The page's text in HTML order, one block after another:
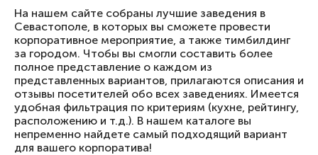
На нашем сайте собраны лучшие заведения в
Севастополе, в которых вы сможете провести
корпоративное мероприятие, а также тимбилдинг
за городом. Чтобы вы смогли составить более
полное представление о каждом из
представленных вариантов, прилагаются описания и
отзывы посетителей обо всех заведениях. Имеется
удобная фильтрация по критериям (кухне, рейтингу,
расположению и т.д.). В нашем каталоге вы
непременно найдете самый подходящий вариант
для вашего корпоратива!